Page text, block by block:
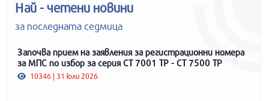
Най - четени новини
за последната седмица
Започва прием на заявления за регистрационни номера
за МПС по избор за серия СТ 7001 ТР - СТ 7500 ТР
10346 | 31 юли 2026